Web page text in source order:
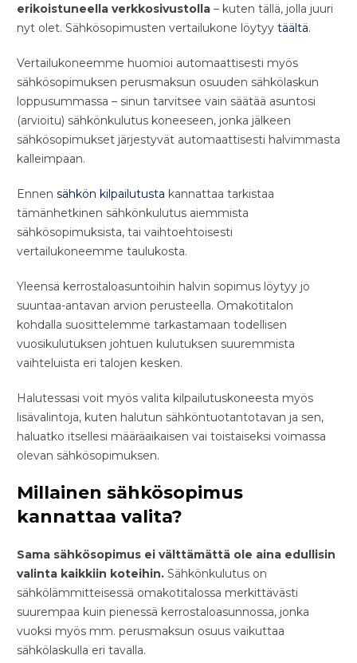
erikoistuneella verkkosivustolla – kuten tällä, jolla juuri
nyt olet. Sähkösopimusten vertailukone löytyy täältä.
Vertailukoneemme huomioi automaattisesti myös
sähkösopimuksen perusmaksun osuuden sähkölaskun
loppusummassa – sinun tarvitsee vain säätää asuntosi
(arvioitu) sähkönkulutus koneeseen, jonka jälkeen
sähkösopimukset järjestyvät automaattisesti halvimmasta
kalleimpaan.
Ennen sähkön kilpailutusta kannattaa tarkistaa
tämänhetkinen sähkönkulutus aiemmista
sähkösopimuksista, tai vaihtoehtoisesti
vertailukoneemme taulukosta.
Yleensä kerrostaloasuntoihin halvin sopimus löytyy jo
suuntaa-antavan arvion perusteella. Omakotitalon
kohdalla suosittelemme tarkastamaan todellisen
vuosikulutuksen johtuen kulutuksen suuremmista
vaihteluista eri talojen kesken.
Halutessasi voit myös valita kilpailutuskoneesta myös
lisävalintoja, kuten halutun sähköntuotantotavan ja sen,
haluatko itsellesi määräaikaisen vai toistaiseksi voimassa
olevan sähkösopimuksen.
Millainen sähkösopimus
kannattaa valita?
Sama sähkösopimus ei välttämättä ole aina edullisin
valinta kaikkiin koteihin. Sähkönkulutus on
sähkölämmitteisessä omakotitalossa merkittävästi
suurempaa kuin pienessä kerrostaloasunnossa, jonka
vuoksi myös mm. perusmaksun osuus vaikuttaa
sähkölaskulla eri tavalla.